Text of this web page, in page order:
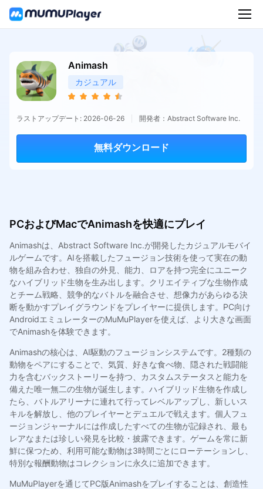
Animash
カジュアル
ラストアップデート: 2026-06-26 開発者：Abstract Software Inc.
無料ダウンロード
PCおよびMacでAnimashを快適にプレイ
Animashは、Abstract Software Inc.が開発したカジュアルモバイ
ルゲームです。AIを搭載したフュージョン技術を使って実在の動
物を組み合わせ、独自の外見、能力、ロアを持つ完全にユニーク
なハイブリッド生物を生み出します。クリエイティブな生物作成
とチーム戦略、競争的なバトルを融合させ、想像力があらゆる決
断を動かすプレイグラウンドをプレイヤーに提供します。PC向け
AndroidエミュレーターのMuMuPlayerを使えば、より大きな画面
でAnimashを体験できます。
Animashの核心は、AI駆動のフュージョンシステムです。2種類の
動物をペアにすることで、気質、好きな食べ物、隠された戦闘能
力を含むバックストーリーを持つ、カスタムステータスと能力を
備えた唯一無二の生物が誕生します。ハイブリッド生物を作成し
たら、バトルアリーナに連れて行ってレベルアップし、新しいス
キルを解放し、他のプレイヤーとデュエルで戦えます。個人フュ
ージョンジャーナルには作成したすべての生物が記録され、最も
レアなまたは珍しい発見を比較・披露できます。ゲームを常に新
鮮に保つため、利用可能な動物は3時間ごとにローテーションし、
特別な報酬動物はコレクションに永久に追加できます。
MuMuPlayerを通じてPC版Animashをプレイすることは、創造性